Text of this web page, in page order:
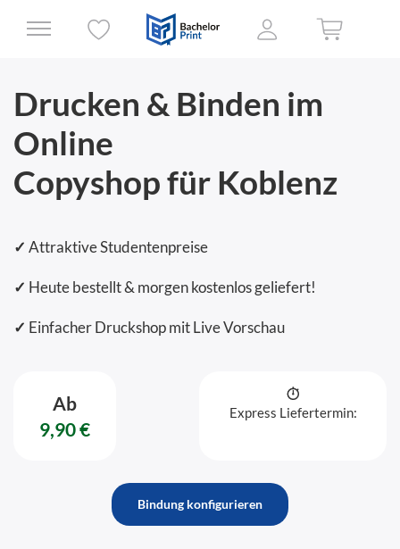
Drucken & Binden im
Online
Copyshop für Koblenz
✓ Attraktive Studentenpreise
✓ Heute bestellt & morgen kostenlos geliefert!
✓ Einfacher Druckshop mit Live Vorschau
Ab
9,90 €
Express Liefertermin:
Bindung konfigurieren